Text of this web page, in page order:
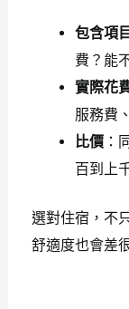
包含項目
費？能
實際花
服務費
比價：
百到上
選對住宿，不
舒適度也會差